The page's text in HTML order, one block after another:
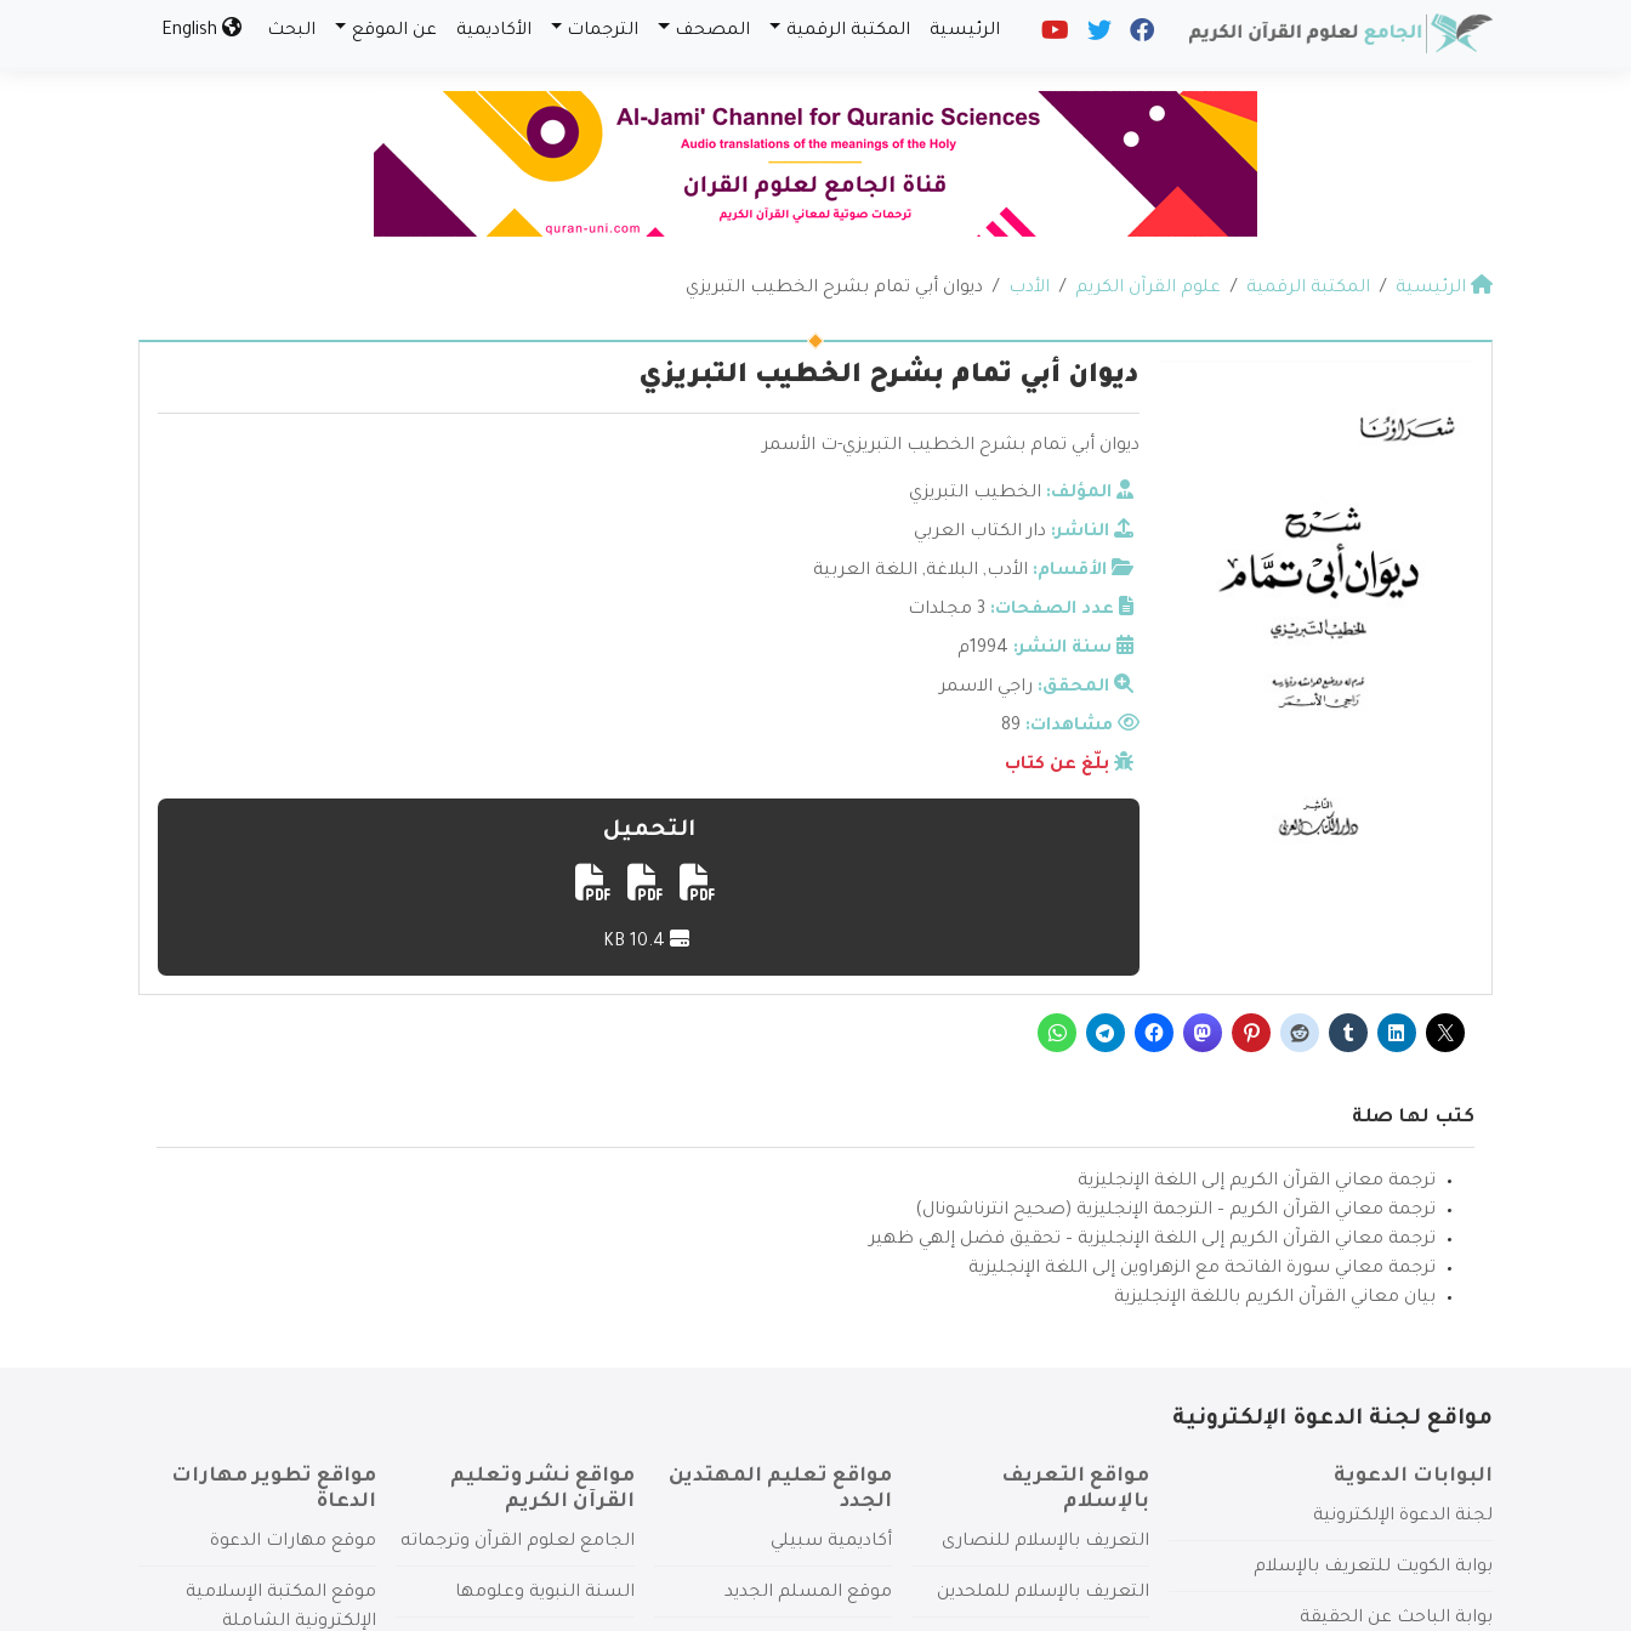
الرئيسية المكتبة الرقمية المصحف الترجمات الأكاديمية عن الموقع البحث
الرئيسية المكتبة الرقمية علوم القرآن الكريم الأدب ديوان أبي تمام بشرح الخطيب التبريزي
ديوان أبي تمام بشرح الخطيب التبريزي
ديوان أبي تمام بشرح الخطيب التبريزي-ت الأسمر
المؤلف: الخطيب التبريزي
الناشر: دار الكتاب العربي
الأقسام: الأدب, البلاغة, اللغة العربية
عدد الصفحات: 3 مجلدات
سنة النشر: 1994م
المحقق: راجي الاسمر
مشاهدات:
بلّغ عن كتاب
التحميل
كتب لها صلة
ترجمة معاني القرآن الكريم إلى اللغة الإنجليزية
ترجمة معاني القرآن الكريم – الترجمة الإنجليزية (صحيح انترناشونال)
ترجمة معاني القرآن الكريم إلى اللغة الإنجليزية – تحقيق فضل إلهي ظهير
ترجمة معاني سورة الفاتحة مع الزهراوين إلى اللغة الإنجليزية
بيان معاني القرآن الكريم باللغة الإنجليزية
مواقع لجنة الدعوة الإلكترونية
البوابات الدعوية
لجنة الدعوة الإلكترونية
بوابة الكويت للتعريف بالإسلام
بوابة الباحث عن الحقيقة
مواقع التعريف
بالإسلام
التعريف بالإسلام للنصارى
التعريف بالإسلام للملحدين
مواقع تعليم المهتدين
الجدد
أكاديمية سبيلي
موقع المسلم الجديد
مواقع نشر وتعليم
القرآن الكريم
الجامع لعلوم القرآن وترجماته
السنة النبوية وعلومها
مواقع تطوير مهارات
الدعاة
موقع مهارات الدعوة
موقع المكتبة الإسلامية
الإلكترونية الشاملة